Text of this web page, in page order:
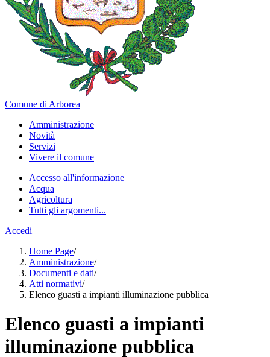
Comune di Arborea
Amministrazione
Novità
Servizi
Vivere il comune
Accesso all'informazione
Acqua
Agricoltura
Tutti gli argomenti...
Accedi
Home Page/
Amministrazione/
Documenti e dati/
Atti normativi/
Elenco guasti a impianti illuminazione pubblica
Elenco guasti a impianti
illuminazione pubblica